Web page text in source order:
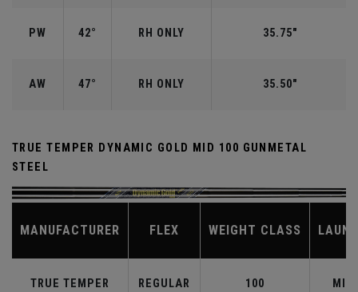
PW 42° RH ONLY 35.75"
AW 47° RH ONLY 35.50"
TRUE TEMPER DYNAMIC GOLD MID 100 GUNMETAL
STEEL
MANUFACTURER FLEX WEIGHT CLASS
TRUE TEMPER REGULAR 100 MID